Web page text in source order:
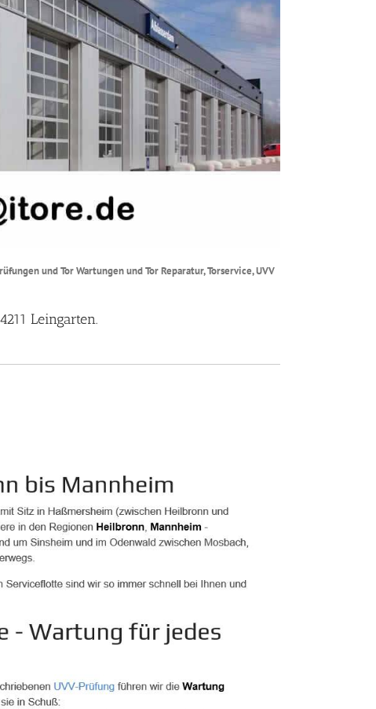
und Tor Wartungen und Tor Reparatur, Torservice, UVV
Leingarten.